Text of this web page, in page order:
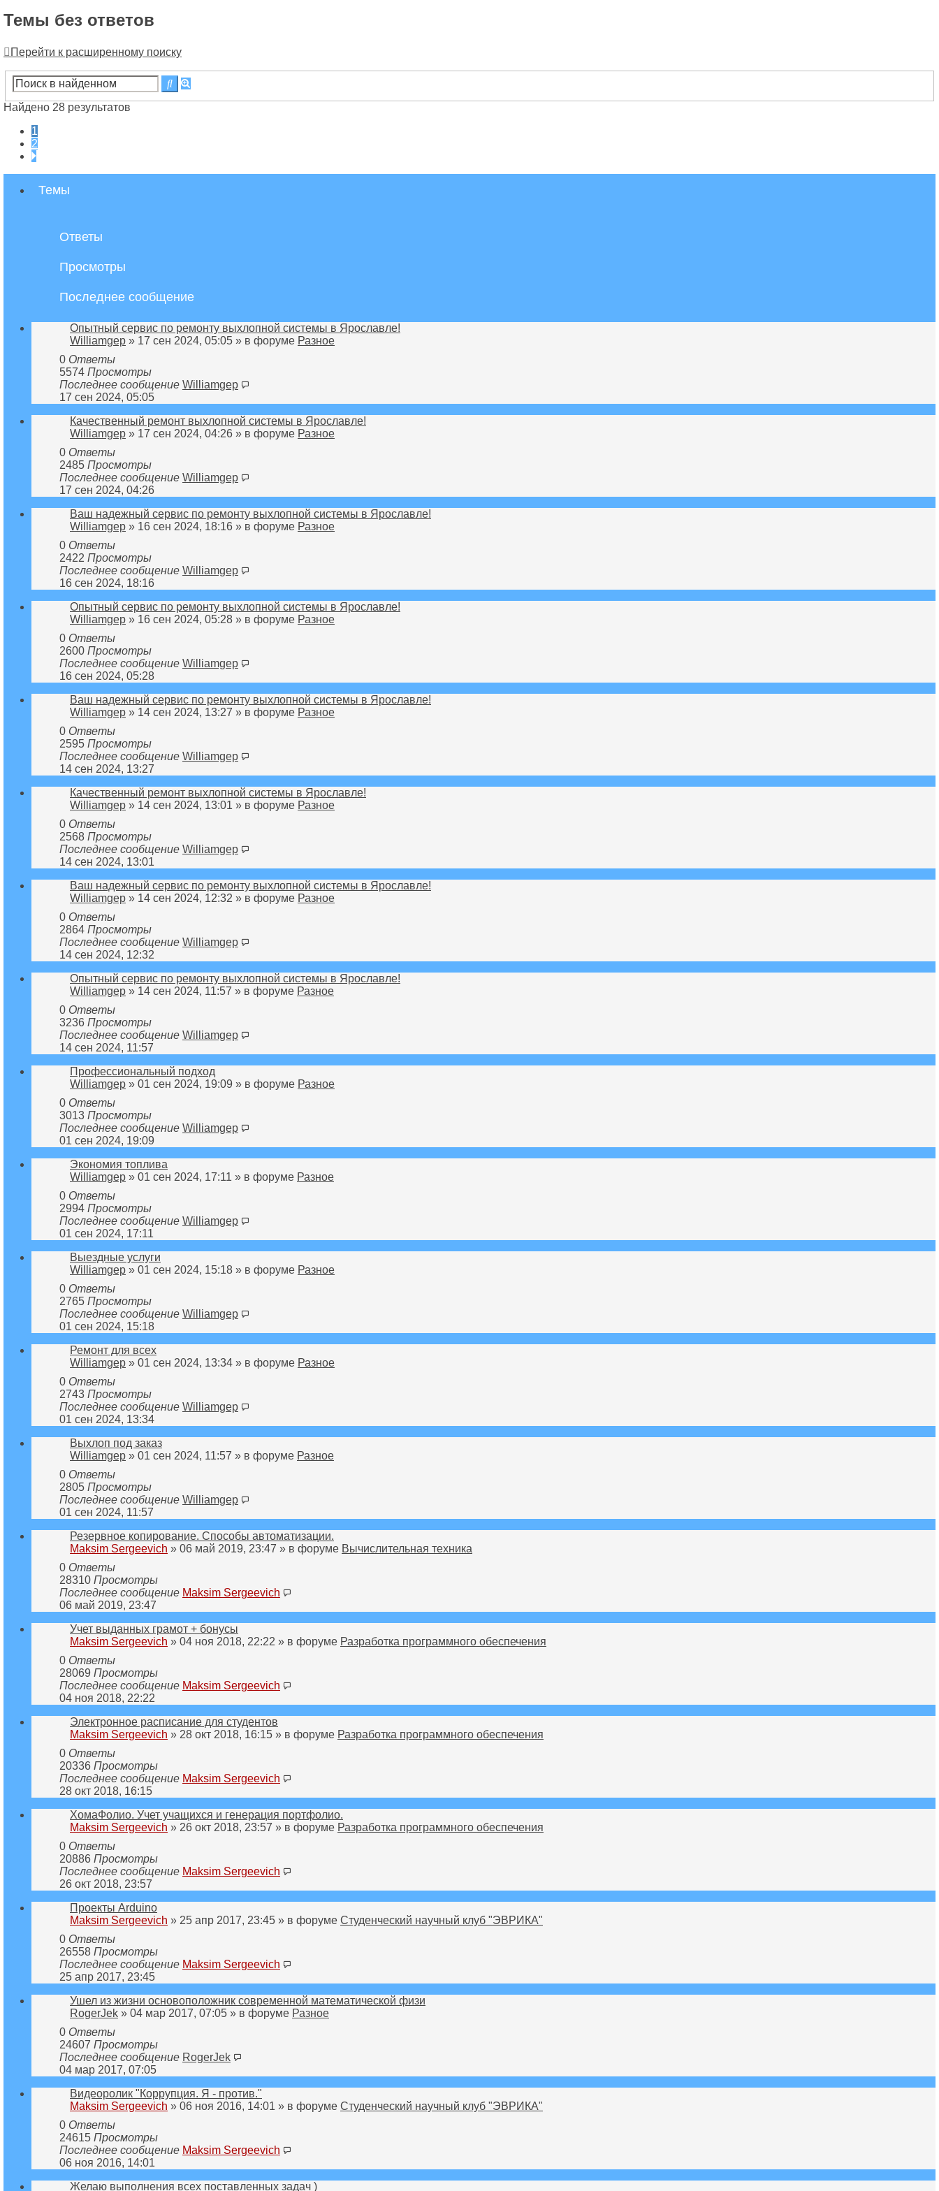
Темы без ответов
Перейти к расширенному поиску
ПоискРасширенный
поиск
Найдено 28 результатов
1
2
След.
Темы
Ответы
Просмотры
Последнее сообщение
Опытный сервис по ремонту выхлопной системы в Ярославле!
Williamgep » 17 сен 2024, 05:05 » в форуме Разное
0 Ответы
5574 Просмотры
Последнее сообщение Williamgep
17 сен 2024, 05:05
Качественный ремонт выхлопной системы в Ярославле!
Williamgep » 17 сен 2024, 04:26 » в форуме Разное
0 Ответы
2485 Просмотры
Последнее сообщение Williamgep
17 сен 2024, 04:26
Ваш надежный сервис по ремонту выхлопной системы в Ярославле!
Williamgep » 16 сен 2024, 18:16 » в форуме Разное
0 Ответы
2422 Просмотры
Последнее сообщение Williamgep
16 сен 2024, 18:16
Опытный сервис по ремонту выхлопной системы в Ярославле!
Williamgep » 16 сен 2024, 05:28 » в форуме Разное
0 Ответы
2600 Просмотры
Последнее сообщение Williamgep
16 сен 2024, 05:28
Ваш надежный сервис по ремонту выхлопной системы в Ярославле!
Williamgep » 14 сен 2024, 13:27 » в форуме Разное
0 Ответы
2595 Просмотры
Последнее сообщение Williamgep
14 сен 2024, 13:27
Качественный ремонт выхлопной системы в Ярославле!
Williamgep » 14 сен 2024, 13:01 » в форуме Разное
0 Ответы
2568 Просмотры
Последнее сообщение Williamgep
14 сен 2024, 13:01
Ваш надежный сервис по ремонту выхлопной системы в Ярославле!
Williamgep » 14 сен 2024, 12:32 » в форуме Разное
0 Ответы
2864 Просмотры
Последнее сообщение Williamgep
14 сен 2024, 12:32
Опытный сервис по ремонту выхлопной системы в Ярославле!
Williamgep » 14 сен 2024, 11:57 » в форуме Разное
0 Ответы
3236 Просмотры
Последнее сообщение Williamgep
14 сен 2024, 11:57
Профессиональный подход
Williamgep » 01 сен 2024, 19:09 » в форуме Разное
0 Ответы
3013 Просмотры
Последнее сообщение Williamgep
01 сен 2024, 19:09
Экономия топлива
Williamgep » 01 сен 2024, 17:11 » в форуме Разное
0 Ответы
2994 Просмотры
Последнее сообщение Williamgep
01 сен 2024, 17:11
Выездные услуги
Williamgep » 01 сен 2024, 15:18 » в форуме Разное
0 Ответы
2765 Просмотры
Последнее сообщение Williamgep
01 сен 2024, 15:18
Ремонт для всех
Williamgep » 01 сен 2024, 13:34 » в форуме Разное
0 Ответы
2743 Просмотры
Последнее сообщение Williamgep
01 сен 2024, 13:34
Выхлоп под заказ
Williamgep » 01 сен 2024, 11:57 » в форуме Разное
0 Ответы
2805 Просмотры
Последнее сообщение Williamgep
01 сен 2024, 11:57
Резервное копирование. Способы автоматизации.
Maksim Sergeevich » 06 май 2019, 23:47 » в форуме Вычислительная техника
0 Ответы
28310 Просмотры
Последнее сообщение Maksim Sergeevich
06 май 2019, 23:47
Учет выданных грамот + бонусы
Maksim Sergeevich » 04 ноя 2018, 22:22 » в форуме Разработка программного обеспечения
0 Ответы
28069 Просмотры
Последнее сообщение Maksim Sergeevich
04 ноя 2018, 22:22
Электронное расписание для студентов
Maksim Sergeevich » 28 окт 2018, 16:15 » в форуме Разработка программного обеспечения
0 Ответы
20336 Просмотры
Последнее сообщение Maksim Sergeevich
28 окт 2018, 16:15
ХомаФолио. Учет учащихся и генерация портфолио.
Maksim Sergeevich » 26 окт 2018, 23:57 » в форуме Разработка программного обеспечения
0 Ответы
20886 Просмотры
Последнее сообщение Maksim Sergeevich
26 окт 2018, 23:57
Проекты Arduino
Maksim Sergeevich » 25 апр 2017, 23:45 » в форуме Студенческий научный клуб "ЭВРИКА"
0 Ответы
26558 Просмотры
Последнее сообщение Maksim Sergeevich
25 апр 2017, 23:45
Ушел из жизни основоположник современной математической физи
RogerJek » 04 мар 2017, 07:05 » в форуме Разное
0 Ответы
24607 Просмотры
Последнее сообщение RogerJek
04 мар 2017, 07:05
Видеоролик "Коррупция. Я - против."
Maksim Sergeevich » 06 ноя 2016, 14:01 » в форуме Студенческий научный клуб "ЭВРИКА"
0 Ответы
24615 Просмотры
Последнее сообщение Maksim Sergeevich
06 ноя 2016, 14:01
Желаю выполнения всех поставленных задач )